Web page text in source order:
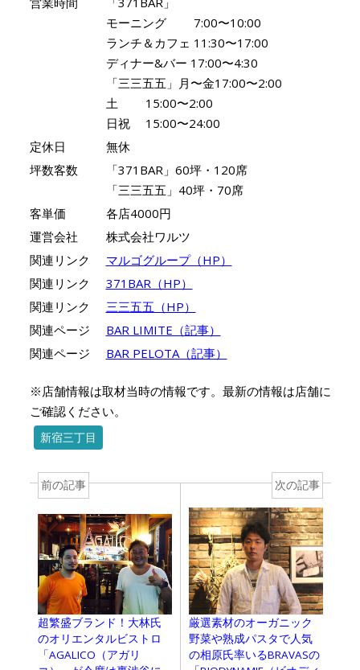
モーニング 7:00〜10:00
ランチ＆カフェ 11:30〜17:00
ディナー&バー 17:00〜4:30
「三三五五」月〜金17:00〜2:00
土 15:00〜2:00
日祝 15:00〜24:00
定休日
無休
坪数客数
「371BAR」60坪・120席
「三三五五」40坪・70席
客単価
各店4000円
運営会社
株式会社ワルツ
関連リンク
マルゴグループ（HP）
関連リンク
371BAR（HP）
関連リンク
三三五五（HP）
関連ページ
BAR LIMITE（記事）
関連ページ
BAR PELOTA（記事）
※店舗情報は取材当時の情報です。最新の情報は店舗に
ご確認ください。
新宿三丁目
前の記事
超繁盛ブランド！大林氏
のオリエンタルビストロ
「AGALICO（アガリ
次の記事
厳選素材のオーガニック
野菜や熟成パスタで人気
の相原氏率いるBRAVASの